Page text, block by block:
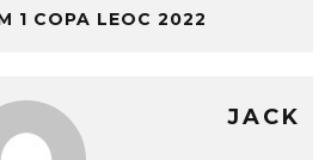
1 COPA LEOC 2022
JACK